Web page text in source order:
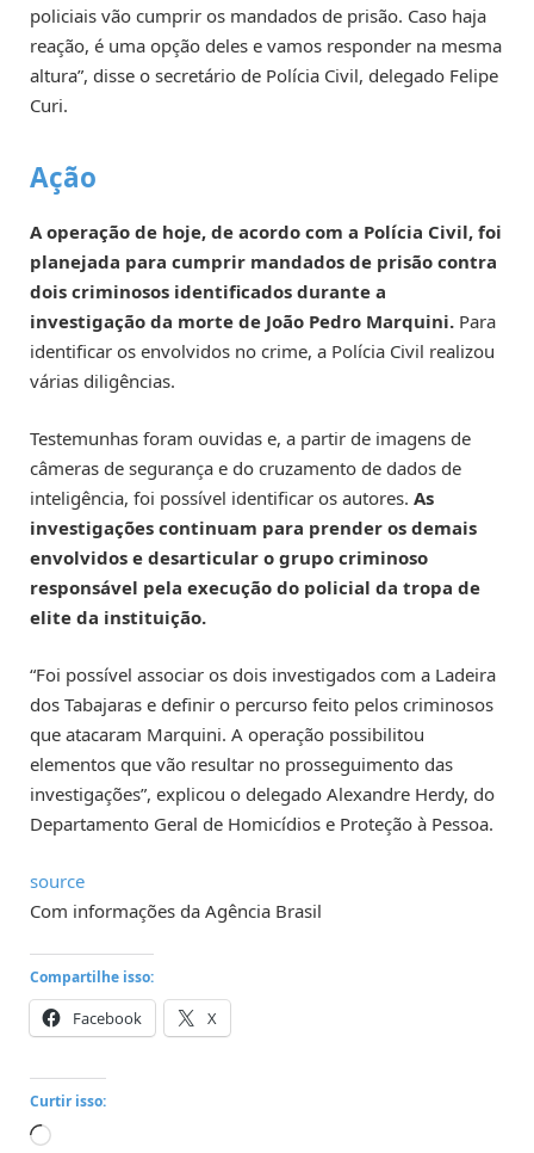
policiais vão cumprir os mandados de prisão. Caso haja
reação, é uma opção deles e vamos responder na mesma
altura”, disse o secretário de Polícia Civil, delegado Felipe
Curi.
Ação
A operação de hoje, de acordo com a Polícia Civil, foi
planejada para cumprir mandados de prisão contra
dois criminosos identificados durante a
investigação da morte de João Pedro Marquini. Para
identificar os envolvidos no crime, a Polícia Civil realizou
várias diligências.
Testemunhas foram ouvidas e, a partir de imagens de
câmeras de segurança e do cruzamento de dados de
inteligência, foi possível identificar os autores. As
investigações continuam para prender os demais
envolvidos e desarticular o grupo criminoso
responsável pela execução do policial da tropa de
elite da instituição.
“Foi possível associar os dois investigados com a Ladeira
dos Tabajaras e definir o percurso feito pelos criminosos
que atacaram Marquini. A operação possibilitou
elementos que vão resultar no prosseguimento das
investigações”, explicou o delegado Alexandre Herdy, do
Departamento Geral de Homicídios e Proteção à Pessoa.
source
Com informações da Agência Brasil
Compartilhe isso:
Facebook X
Curtir isso:
Carregando...